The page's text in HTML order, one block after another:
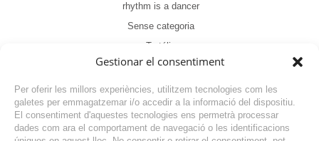
Gestionar el consentiment
Per oferir les millors experiències, utilitzem tecnologies com les
galetes per emmagatzemar i/o accedir a la informació del dispositiu.
El consentiment d'aquestes tecnologies ens permetrà processar
dades com ara el comportament de navegació o les identificacions
rhythm is a dancer
Sense categoria
Tertúlia